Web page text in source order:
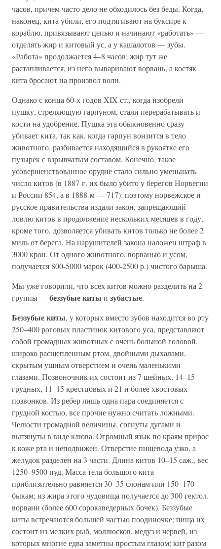
часов, причем часто дело не обходилось без беды. Когда,
наконец, кита убили, его подтягивают на буксире к
кораблю, привязывают цепью и начинают «работать» —
отделять жир и китовый ус, а у кашалотов — зубы.
«Работа» продолжается 4–8 часов; жир тут же
растапливается, из него вываривают ворвань, а костяк
кита бросают на произвол волн.
Однако с конца 60-х годов XIX ст., когда изобрели
пушку, стреляющую гарпуном, стали перерабатывать и
кости на удобрение. Пушка эта обыкновенно сразу
убивает кита, так как, когда гарпун вонзится в тело
животного, разбивается находящийся в рукоятке его
пузырек с взрывчатым составом. Конечно, такое
усовершенствованное орудие стало сильно уменьшать
число китов (в 1887 г. их было убито у берегов Норвегии
и России 854, а в 1888-м — 717): поэтому норвежское и
русское правительства издали закон, запрещающий
ловлю китов в продолжение нескольких месяцев в году,
кроме того, дозволяется убивать китов только не более 2
миль от берега. На нарушителей закона наложен штраф в
3000 крон. От одного животного, ворванью и усом,
получается 800-5000 марок (400-2500 р.) чистого барыша.
Мы уже говорили, что всех китов можно разделить на 2
группы —беззубые киты и зубастые.
Беззубые киты, у которых вместо зубов находится во рту
250–400 роговых пластинок китового уса, представляют
собой громадных животных с очень большой головой,
широко расщепленным ртом, двойными дыхалами,
скрытым ушным отверстием и очень маленькими
глазами. Позвоночник их состоит из 7 шейных, 14–15
грудных, 11–15 крестцовых и 21 и более хвостовых
позвонков. Из ребер лишь одна пара соединяется с
грудной костью, все прочие нужно считать ложными.
Челюсти громадной величины, согнуты дугами и
вытянуты в виде клюва. Огромный язык по краям прирос
к коже рта и неподвижен. Отверстие пищевода узко, а
желудок разделен на 3 части. Длина китов 10–15 саж., вес
1250–9500 пуд. Масса тела большого кита
приблизительно равняется 30–35 слонам или 150–170
быкам; из жира этого чудовища получается до 300 гектол.
ворвани (более 600 сорокаведерных бочек). Беззубые
киты встречаются большей частью поодиночке; пища их
состоит из мелких рыб, моллюсков, медуз и червей, из
которых многие едва заметны простым глазом; кит разом